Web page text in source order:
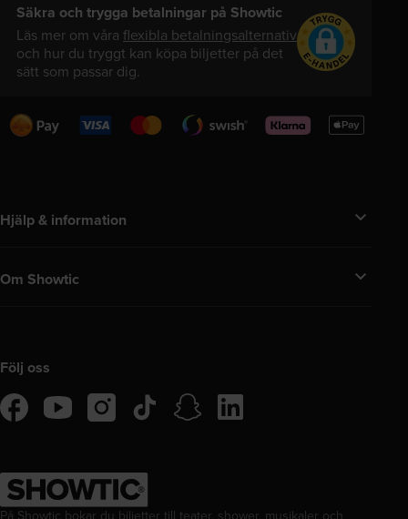
Säkra och trygga betalningar på Showtic
Läs mer om våra flexibla betalningsalternativ
och hur du tryggt kan köpa biljetter på det
sätt som passar dig.
Swedbank
Pay
Visa MastercardSwish Klarna
Apple
Pay
Hjälp & information
Om Showtic
Följ oss
facebookyoutubeinstagramtiktok snapchatlinkedIn